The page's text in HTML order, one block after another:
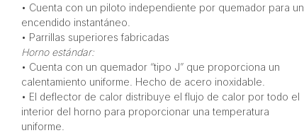
• Cuenta con un piloto independiente por quemador para un
encendido instantáneo.
• Parrillas superiores fabricadas
Horno estándar:
• Cuenta con un quemador “tipo J” que proporciona un
calentamiento uniforme. Hecho de acero inoxidable.
• El deflector de calor distribuye el flujo de calor por todo el
interior del horno para proporcionar una temperatura
uniforme.